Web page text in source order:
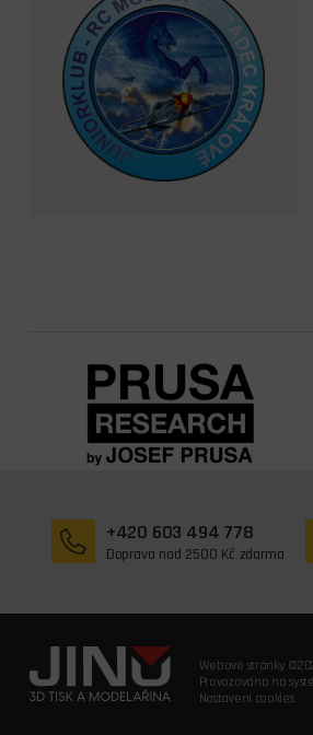
+420 603 494 778
Doprava nad 2500 Kč zdarma
Webové stránky
Provozováno na
Nastavení cookies